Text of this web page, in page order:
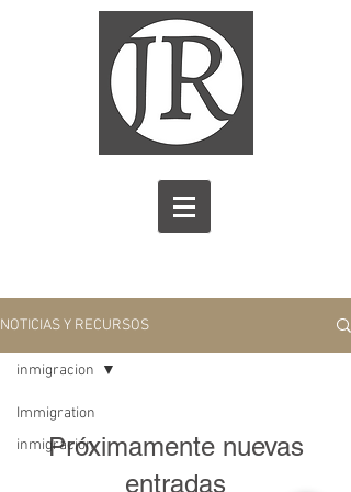
NOTICIAS Y RECURSOS
Immigration
inmigracion
inmigracion
Próximamente nuevas
entradas